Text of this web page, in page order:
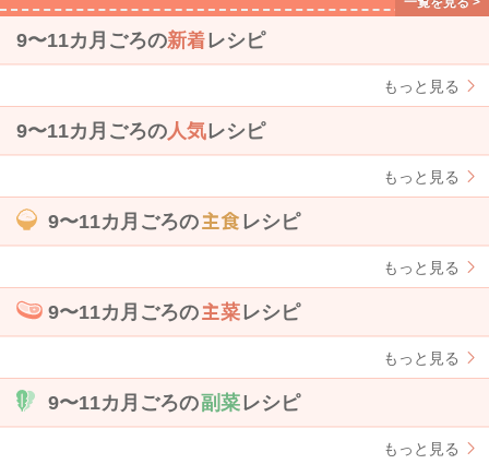
9〜11カ月ごろの新着レシピ
もっと見る
9〜11カ月ごろの人気レシピ
もっと見る
9〜11カ月ごろの主食 レシピ
もっと見る
9〜11カ月ごろの主菜レシピ
もっと見る
9〜11カ月ごろの副菜レシピ
もっと見る